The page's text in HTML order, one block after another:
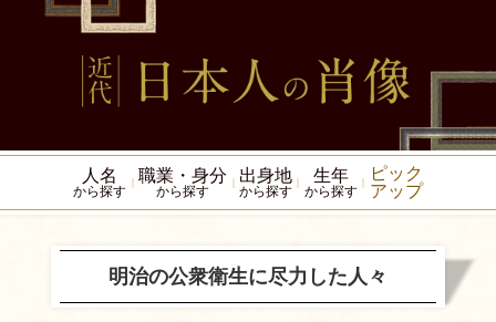
人名
から探す
職業・身分
から探す
出身地
から探す
生年
から探す
ピック
アップ
明治の公衆衛生に尽力した人々